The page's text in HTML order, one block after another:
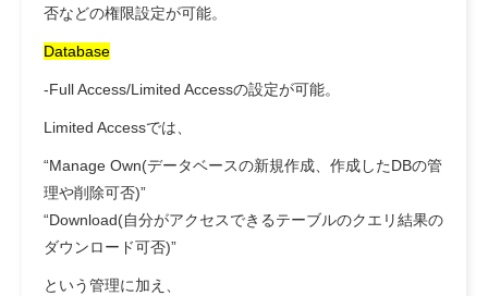
否などの権限設定が可能。
Database
-Full Access/Limited Accessの設定が可能。
Limited Accessでは、
“Manage Own(データベースの新規作成、作成したDBの管
理や削除可否)”
“Download(自分がアクセスできるテーブルのクエリ結果の
ダウンロード可否)”
という管理に加え、